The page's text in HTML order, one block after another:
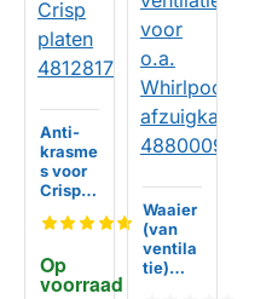
Op
voorraad
Anti-
krasme
s voor
Crisp
481281
Waaier
(van
ventila
tie)